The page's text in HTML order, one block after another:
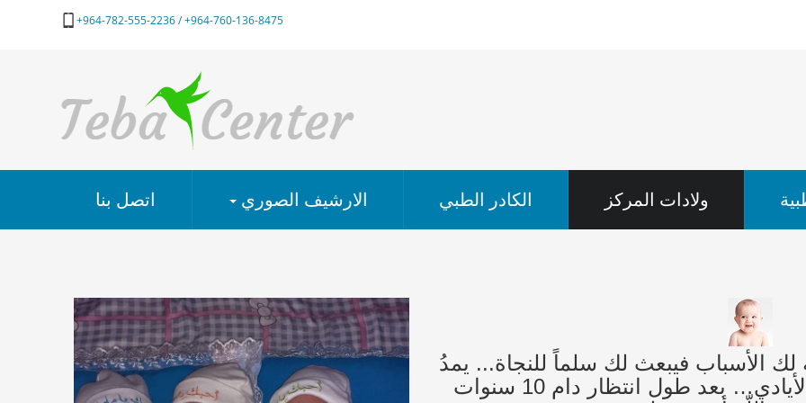
964-760-136-8475+ / 964-782-555-2236+
اتصل بنا الارشيف الصوري الكادر الطبي ولادات المركز
لك الأسباب فيبعث لك سلماً للنجاة... يمدُ
الله لك يديهُ في الوقت الذي كُفت فيه الأيادي… بعد طول انتظار دام 10 سنوات